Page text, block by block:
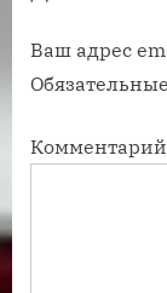
п
и
ь
п
и
ь
Ваш адрес
Комментарий